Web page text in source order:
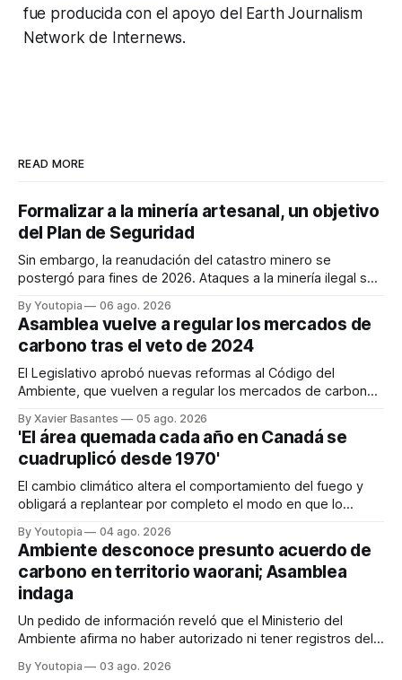
fue producida con el apoyo del Earth Journalism
Network de Internews.
READ MORE
Formalizar a la minería artesanal, un objetivo
del Plan de Seguridad
Sin embargo, la reanudación del catastro minero se
postergó para fines de 2026. Ataques a la minería ilegal se
By Youtopia 06 ago. 2026
Asamblea vuelve a regular los mercados de
carbono tras el veto de 2024
El Legislativo aprobó nuevas reformas al Código del
Ambiente, que vuelven a regular los mercados de carbono,
By Xavier Basantes 05 ago. 2026
'El área quemada cada año en Canadá se
cuadruplicó desde 1970'
El cambio climático altera el comportamiento del fuego y
obligará a replantear por completo el modo en que lo
By Youtopia 04 ago. 2026
Ambiente desconoce presunto acuerdo de
carbono en territorio waorani; Asamblea
indaga
Un pedido de información reveló que el Ministerio del
Ambiente afirma no haber autorizado ni tener registros del
By Youtopia 03 ago. 2026